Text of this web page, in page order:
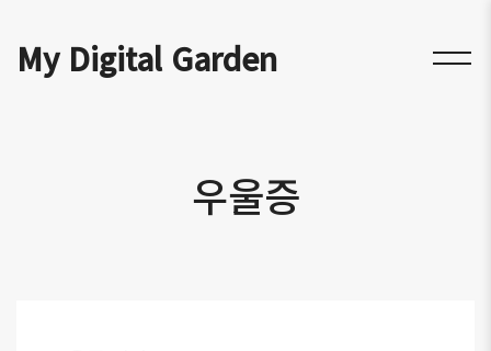
My Digital Garden
우울증